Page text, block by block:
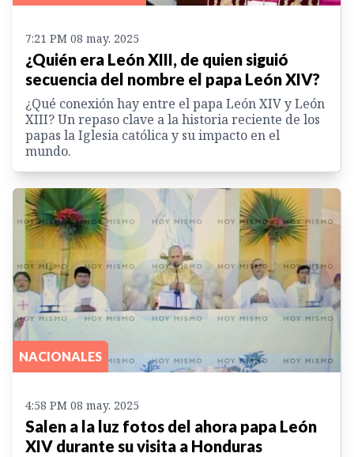
7:21 PM 08 may. 2025
¿Quién era León XIII, de quien siguió
secuencia del nombre el papa León XIV?
¿Qué conexión hay entre el papa León XIV y León
XIII? Un repaso clave a la historia reciente de los
papas la Iglesia católica y su impacto en el
mundo.
NACIONALES
4:58 PM 08 may. 2025
Salen a la luz fotos del ahora papa León
XIV durante su visita a Honduras